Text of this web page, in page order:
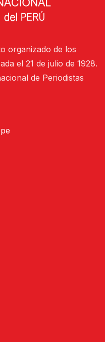
organizado de los
el 21 de julio de 1928.
de Periodistas